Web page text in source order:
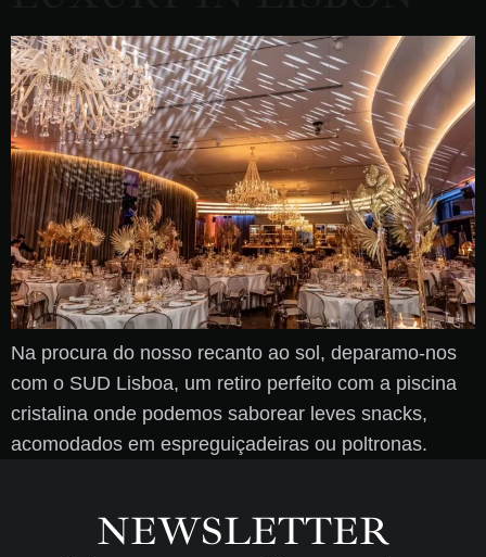
Na procura do nosso recanto ao sol, deparamo-nos
com o SUD Lisboa, um retiro perfeito com a piscina
cristalina onde podemos saborear leves snacks,
acomodados em espreguiçadeiras ou poltronas.
NEWSLETTER